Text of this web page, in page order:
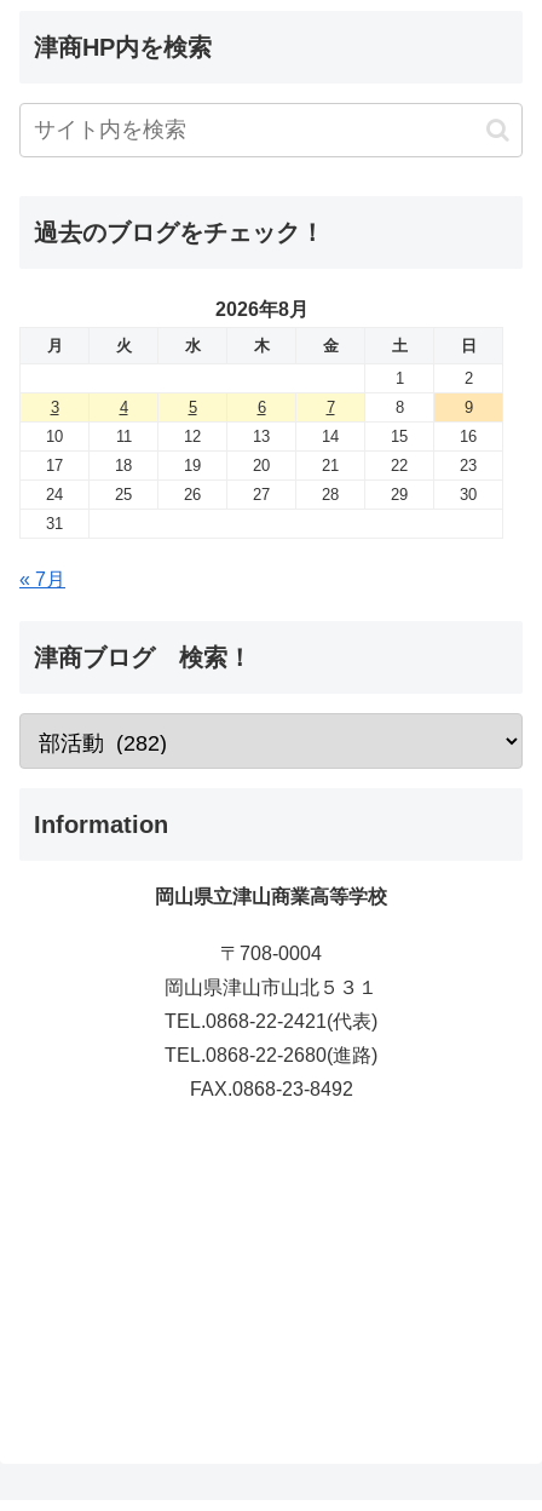
津商HP内を検索
過去のブログをチェック！
2026年8月
月 火 水 木 金 土
日
1
2
3
4 5 6 7 8
9
10
11 12 13 14 15
16
17
18 19 20 21 22
23
24
25 26 27 28 29
30
31
« 7月
津商ブログ 検索！
Information
岡山県立津山商業高等学校
〒708-0004
岡山県津山市山北５３１
TEL.0868-22-2421(代表)
TEL.0868-22-2680(進路)
FAX.0868-23-8492